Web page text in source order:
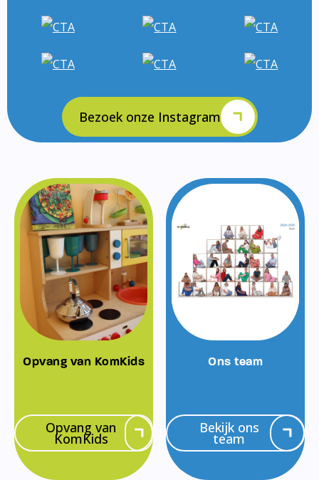
Bezoek onze Instagram
Opvang van KomKids
Opvang van
KomKids
Ons team
Bekijk ons
team